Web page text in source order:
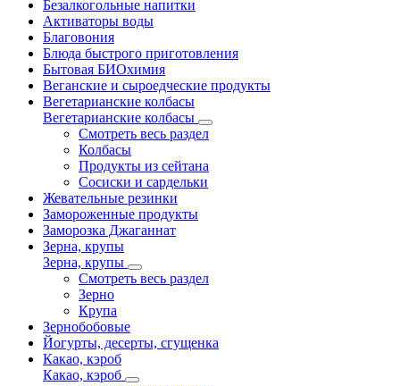
Безалкогольные напитки
Активаторы воды
Благовония
Блюда быстрого приготовления
Бытовая БИОхимия
Веганские и сыроедческие продукты
Вегетарианские колбасы
Вегетарианские колбасы
Смотреть весь раздел
Колбасы
Продукты из сейтана
Сосиски и сардельки
Жевательные резинки
Замороженные продукты
Заморозка Джаганнат
Зерна, крупы
Зерна, крупы
Смотреть весь раздел
Зерно
Крупа
Зернобобовые
Йогурты, десерты, сгущенка
Какао, кэроб
Какао, кэроб